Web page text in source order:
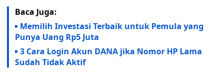
Baca Juga:
Memilih Investasi Terbaik untuk Pemula yang
Punya Uang Rp5 Juta
3 Cara Login Akun DANA jika Nomor HP Lama
Sudah Tidak Aktif